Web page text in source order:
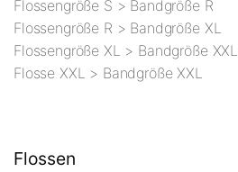
Flossengröße S > Bandgröße R
Flossengröße R > Bandgröße XL
Flossengröße XL > Bandgröße XXL
Flosse XXL > Bandgröße XXL
Flossen